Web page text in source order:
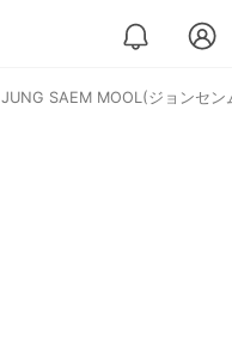
JUNG SAEM MOOL(ジョンセ